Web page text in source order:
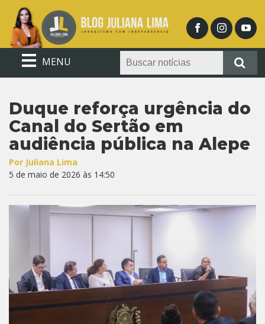
MENU
Duque reforça urgência do
Canal do Sertão em
audiência pública na Alepe
Por Juliana Lima
5 de maio de 2026 às 14:50